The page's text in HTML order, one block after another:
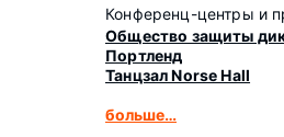
Конференц-центры и
Общество защиты
Портленд
Танцзал Norse Hall
больше…